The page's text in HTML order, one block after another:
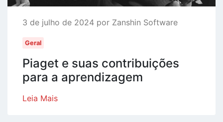
3 de julho de 2024 por Zanshin Software
Geral
Piaget e suas contribuições
para a aprendizagem
Leia Mais